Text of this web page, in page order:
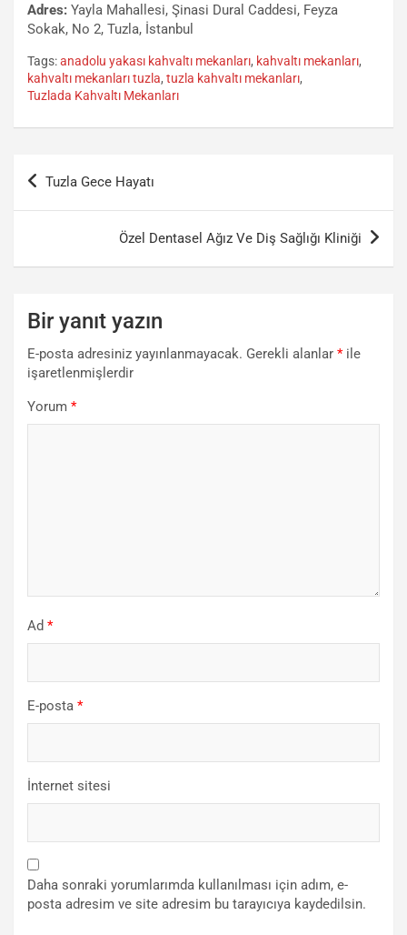
Adres: Yayla Mahallesi, Şinasi Dural Caddesi, Feyza
Sokak, No 2, Tuzla, İstanbul
Tags:anadolu yakası kahvaltı mekanları, kahvaltı mekanları,
kahvaltı mekanları tuzla, tuzla kahvaltı mekanları,
Tuzlada Kahvaltı Mekanları
Yazı
gezinmesi
Tuzla Gece Hayatı
Özel Dentasel Ağız Ve Diş Sağlığı Kliniği
Bir yanıt yazın
E-posta adresiniz yayınlanmayacak. Gerekli alanlar *ile
işaretlenmişlerdir
Yorum *
Ad *
E-posta *
İnternet sitesi
Daha sonraki yorumlarımda kullanılması için adım, e-
posta adresim ve site adresim bu tarayıcıya kaydedilsin.